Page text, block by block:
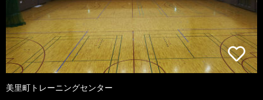
美里町トレーニングセンター